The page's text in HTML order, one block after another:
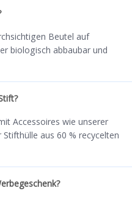
Beutel auf
biologisch abbaubar und
Accessoires wie unserer
aus 60 % recycelten